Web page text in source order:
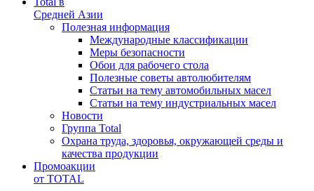
Средней Азии
Полезная информация
Международные классификации
Меры безопасности
Обои для рабочего стола
Полезные советы автолюбителям
Статьи на тему автомобильных масел
Статьи на тему индустриальных масел
Новости
Группа Total
Охрана труда, здоровья, окружающей среды и
качества продукции
Промоакции
от TOTAL